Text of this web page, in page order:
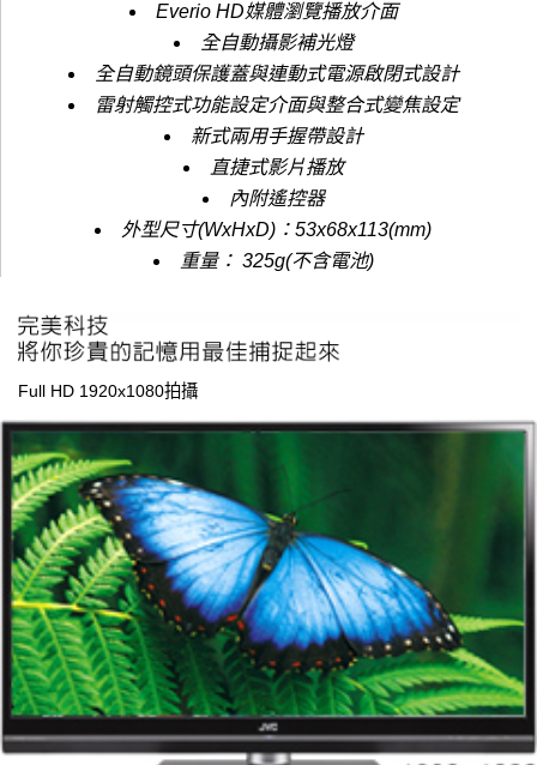
Everio HD媒體瀏覽播放介面
全自動攝影補光燈
全自動鏡頭保護蓋與連動式電源啟閉式設計
雷射觸控式功能設定介面與整合式變焦設定
新式兩用手握帶設計
直捷式影片播放
內附遙控器
外型尺寸(WxHxD)：53x68x113(mm)
重量： 325g(不含電池)
Full HD 1920x1080拍攝